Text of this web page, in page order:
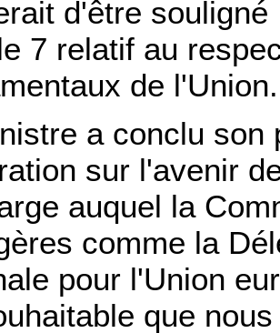
d'être
7 relatif au
de l'Union.
a conclu son
sur l'avenir
auquel la
comme la
pour l'Union
que